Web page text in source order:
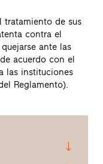
tratamiento de sus
contra el
ante las
acuerdo con el
las instituciones
Reglamento).